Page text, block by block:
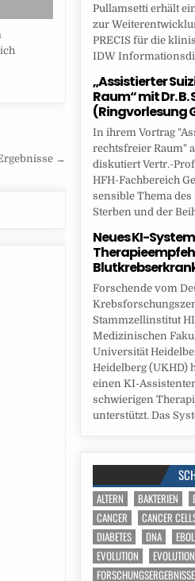
→
Pullamsetti erhält
zur
PRECIS für die
IDW
„Assistierter
Raum“ mit Dr. B.
(Ringvorlesung
In ihrem Vortrag
rechtsfreier Raum"
diskutiert Vertr.-
HFH-Fachbereich
sensible Thema
Sterben und der
Neues KI-
Forschende vom
Stammzellinstitut
Medizinischen
Universität
Heidelberg (UKHD)
einen KI-
schwierigen
unterstützt. Das
ALTERN BAKTERIEN
CANCER
CANCER
DIABETES
DNA
EVOLUTION
FORSCHUNGSERGEBNISSE